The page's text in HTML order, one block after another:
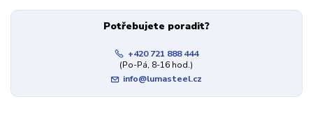
Potřebujete poradit?
+420 721 888 444
(Po-Pá, 8-16 hod.)
info@lumasteel.cz